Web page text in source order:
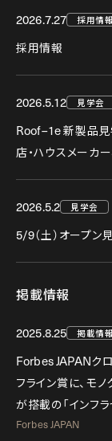
リンク
2026.7.27 採用情報
採用情報
2026.5.12 見学会
Roof–1e新製品見
店・ハウスメーカ
2026.5.2 見学会
5/9（土）オープン
掲載情報
2025.8.25 掲載情報
Forbes JAPANク
フライン賞に、モ
が搭載の「インフ
Forbes JAPAN